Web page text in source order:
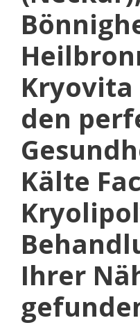
Kryovita
den
Kälte
Ihrer